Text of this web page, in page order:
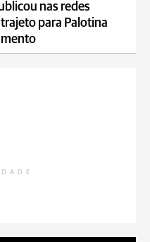
nas redes
para Palotina